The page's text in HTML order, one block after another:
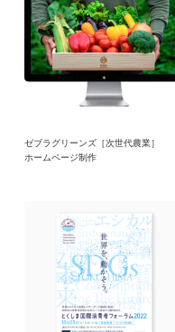
ゼブラグリーンズ［次世代農業］
ホームページ制作